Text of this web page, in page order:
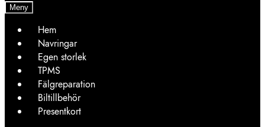
Meny
Hem
Navringar
Egen storlek
TPMS
Fälgreparation
Biltillbehör
Presentkort